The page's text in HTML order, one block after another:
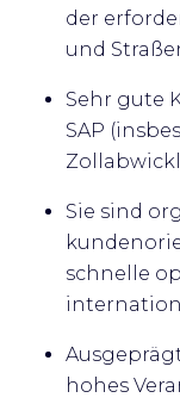
der
und
Sehr gute
SAP
Sie sind
schnelle
hohes